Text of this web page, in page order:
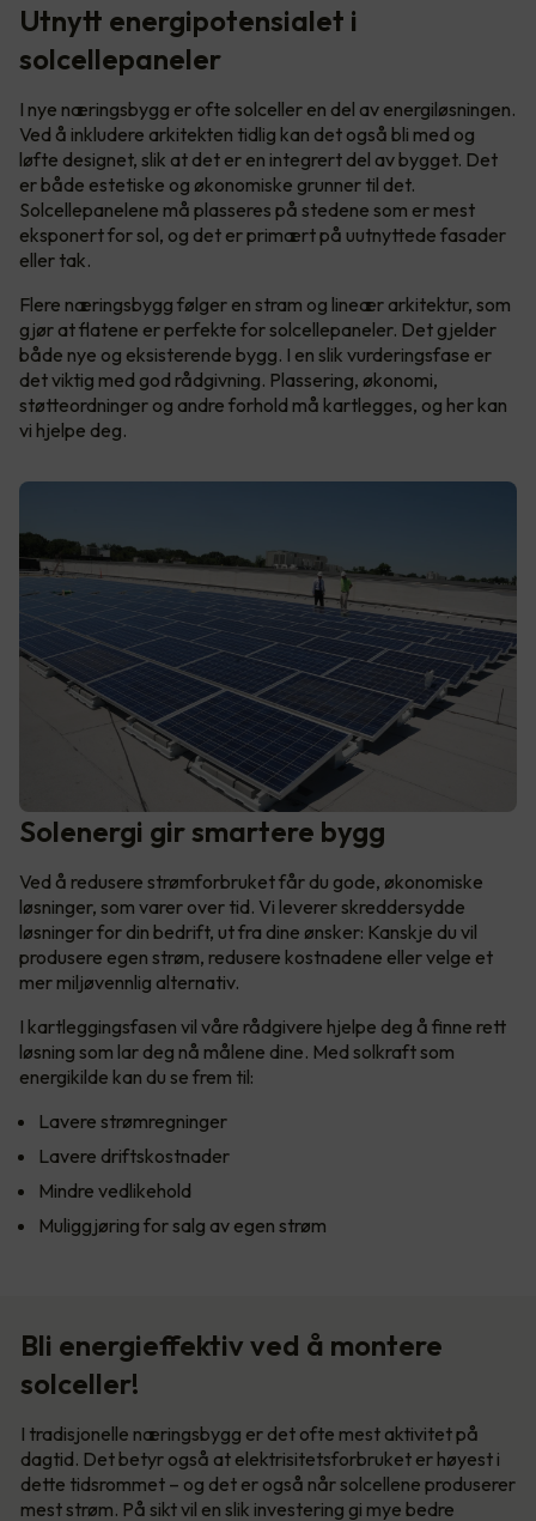
Utnytt energipotensialet i
solcellepaneler
I nye næringsbygg er ofte solceller en del av energiløsningen.
Ved å inkludere arkitekten tidlig kan det også bli med og
løfte designet, slik at det er en integrert del av bygget. Det
er både estetiske og økonomiske grunner til det.
Solcellepanelene må plasseres på stedene som er mest
eksponert for sol, og det er primært på uutnyttede fasader
eller tak.
Flere næringsbygg følger en stram og lineær arkitektur, som
gjør at flatene er perfekte for solcellepaneler. Det gjelder
både nye og eksisterende bygg. I en slik vurderingsfase er
det viktig med god rådgivning. Plassering, økonomi,
støtteordninger og andre forhold må kartlegges, og her kan
vi hjelpe deg.
Solenergi gir smartere bygg
Ved å redusere strømforbruket får du gode, økonomiske
løsninger, som varer over tid. Vi leverer skreddersydde
løsninger for din bedrift, ut fra dine ønsker: Kanskje du vil
produsere egen strøm, redusere kostnadene eller velge et
mer miljøvennlig alternativ.
I kartleggingsfasen vil våre rådgivere hjelpe deg å finne rett
løsning som lar deg nå målene dine. Med solkraft som
energikilde kan du se frem til:
Lavere strømregninger
Lavere driftskostnader
Mindre vedlikehold
Muliggjøring for salg av egen strøm
Bli energieffektiv ved å montere
solceller!
I tradisjonelle næringsbygg er det ofte mest aktivitet på
dagtid. Det betyr også at elektrisitetsforbruket er høyest i
dette tidsrommet – og det er også når solcellene produserer
mest strøm. På sikt vil en slik investering gi mye bedre